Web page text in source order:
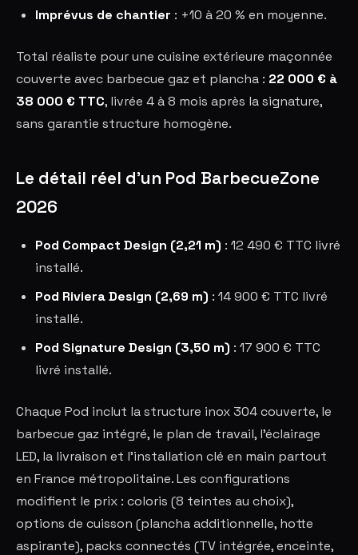
Imprévus de chantier : +10 à 20 % en moyenne.
Total réaliste pour une cuisine extérieure maçonnée
couverte avec barbecue gaz et plancha : 22 000 € à
38 000 € TTC, livrée 4 à 8 mois après la signature,
sans garantie structure homogène.
Le détail réel d'un Pod BarbecueZone
2026
Pod Compact Design (2,21 m) : 12 490 € TTC livré
installé.
Pod Riviera Design (2,69 m) : 14 900 € TTC livré
installé.
Pod Signature Design (3,50 m) : 17 900 € TTC
livré installé.
Chaque Pod inclut la structure inox 304 couverte, le
barbecue gaz intégré, le plan de travail, l'éclairage
LED, la livraison et l'installation clé en main partout
en France métropolitaine. Les configurations
modifient le prix : coloris (8 teintes au choix),
options de cuisson (plancha additionnelle, hotte
aspirante), packs connectés (TV intégrée, enceinte,